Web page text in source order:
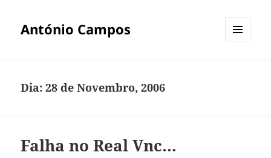
António Campos
Dia:28 de Novembro, 2006
Falha no Real Vnc…